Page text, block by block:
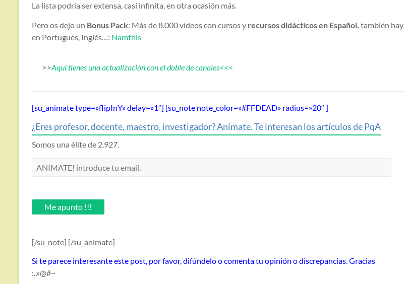
La lista podría ser extensa, casi infinita, en otra ocasión más.
Pero os dejo un Bonus Pack: Más de 8.000 vídeos con cursos y recursos didácticos en Español, también hay
en Portugués, Inglés…: Namthis
>>Aquí tienes una actualización con el doble de canales<<<
[su_animate type=»flipInY» delay=»1″] [su_note note_color=»#FFDEAD» radius=»20″ ]
¿Eres profesor, docente, maestro, investigador? Anímate. Te interesan los artículos de PqA
Somos una élite de 2.927.
ANIMATE!
email.
Me apunto !!!
[/su_note] [/su_animate]
Si te parece interesante este post, por favor, difúndelo o comenta tu opinión o discrepancias. Gracias
:.,»@#~